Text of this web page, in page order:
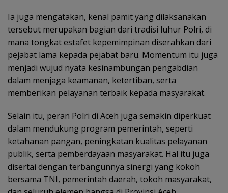
Ia juga mengatakan, kenal pamit yang dilaksanakan
tersebut merupakan bagian dari tradisi luhur Polri, di
mana tongkat estafet kepemimpinan diserahkan dari
pejabat lama kepada pejabat baru. Momentum itu juga
menjadi wujud nyata kesinambungan pengabdian
dalam menjaga keamanan, ketertiban, serta
memberikan pelayanan terbaik kepada masyarakat.
Selain itu, peran Polri di Aceh juga semakin diperkuat
dalam mendukung program pemerintah, seperti
ketahanan pangan, peningkatan kualitas pelayanan
publik, serta pemberdayaan masyarakat. Hal itu juga
disertai dengan terbangunnya sinergi yang kokoh
bersama TNI, pemerintah daerah, tokoh masyarakat,